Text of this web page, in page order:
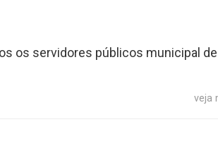
os servidores públicos municipal de
veja